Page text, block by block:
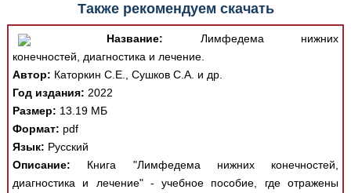
Также рекомендуем скачать
Название: Лимфедема нижних
конечностей, диагностика и лечение.
Автор: Каторкин С.Е., Сушков С.А. и др.
Год издания: 2022
Размер: 13.19 МБ
Формат: pdf
Язык: Русский
Описание: Книга "Лимфедема нижних конечностей,
диагностика и лечение" - учебное пособие, где отражены